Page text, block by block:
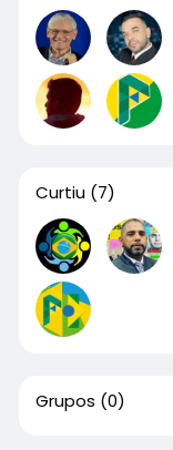
Curtiu (7)
Grupos (0)